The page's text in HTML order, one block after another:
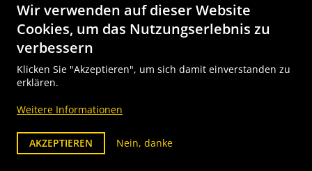
*Tour Explorer Packliste
-------------------------------------------
weitere Angebote:
walserweg.ch
Wir verwenden auf dieser Website
Cookies, um das Nutzungserlebnis zu
verbessern
Klicken Sie "Akzeptieren", um sich damit einverstanden zu
erklären.
Weitere Informationen
AKZEPTIEREN Nein, danke